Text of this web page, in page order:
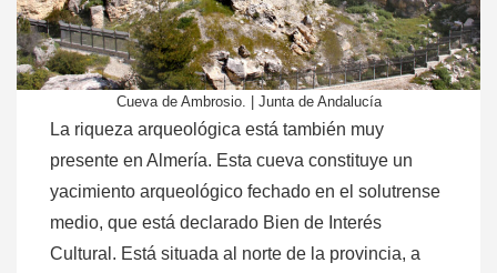
Cueva de Ambrosio. | Junta de Andalucía
La riqueza arqueológica está también muy
presente en Almería. Esta cueva constituye un
yacimiento arqueológico fechado en el solutrense
medio, que está declarado Bien de Interés
Cultural. Está situada al norte de la provincia, a